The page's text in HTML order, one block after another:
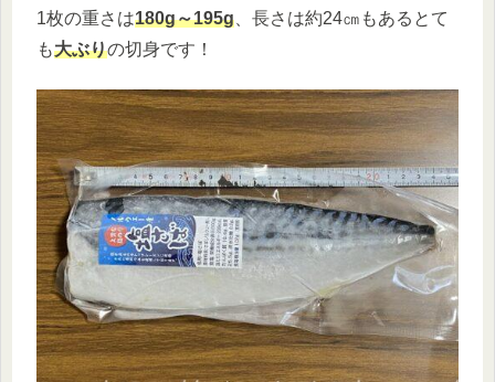
1枚の重さは180g～195g 、長さは約24㎝もあるとて
も大ぶりの切身です！